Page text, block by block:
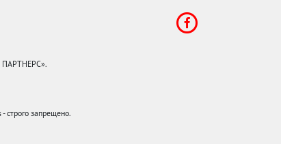
ПАРТНЕРС».
строго запрещено.